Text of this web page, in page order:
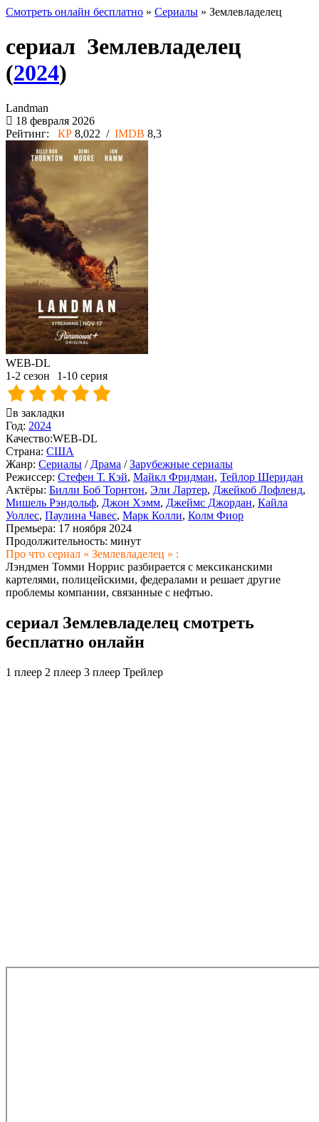
Смотреть онлайн бесплатно » Сериалы » Землевладелец
сериал Землевладелец
(2024)
Landman
18 февраля 2026
Рейтинг: КР 8,022 / IMDB 8,3
WEB-DL
1-2 сезон
1-10 серия
в закладки
Год: 2024
Качество:WEB-DL
Страна: США
Жанр: Сериалы / Драма /Зарубежные сериалы
Режиссер: Стефен Т. Кэй, Майкл Фридман, Тейлор Шеридан
Актёры: Билли Боб Торнтон, Эли Лартер, Джейкоб Лофленд,
Мишель Рэндольф, Джон Хэмм, Джеймс Джордан, Кайла
Уоллес, Паулина Чавес, Марк Колли, Колм Фиор
Премьера: 17 ноября 2024
Продолжительность: минут
Про что сериал « Землевладелец » :
Лэндмен Томми Норрис разбирается с мексиканскими
картелями, полицейскими, федералами и решает другие
проблемы компании, связанные с нефтью.
сериал Землевладелец смотреть
бесплатно онлайн
1 плеер 2 плеер 3 плеер Трейлер